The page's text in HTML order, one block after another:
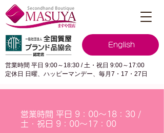
English
営業時間 平日 9:00～18:30 / 土・祝日 9:00～17:00
定休日 日曜、ハッピーマンデー、毎月7・17・27日
営業時間 平日 9：00～18：30 /
土・祝日 9：00～17：00